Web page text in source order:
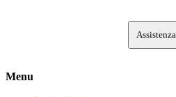
Assistenza
Menu